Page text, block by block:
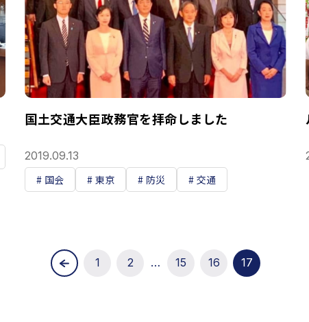
国土交通大臣政務官を拝命しました
2019.09.13
国会
東京 防災 交通
1 2 … 15 16 17